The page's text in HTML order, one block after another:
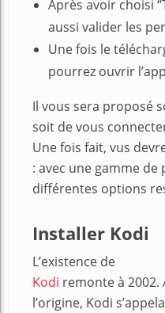
Après avoir choisi
aussi valider les
Une fois le
pourrez ouvrir
Il vous sera proposé
soit de vous
Une fois fait, vus
: avec une gamme de
différentes options
Installer Kodi
L’existence de
Kodi remonte à 2002.
l’origine, Kodi